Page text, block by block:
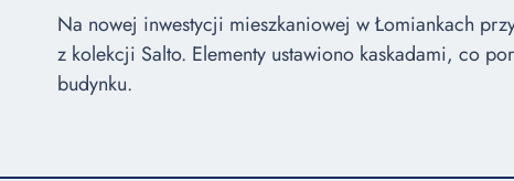
Na nowej inwestycji mieszkaniowej w Łomiankach
z kolekcji Salto. Elementy ustawiono kaskadami, co
budynku.